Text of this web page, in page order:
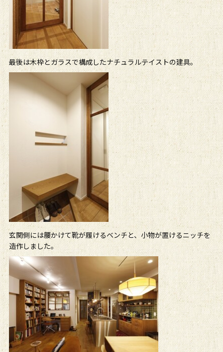
最後は木枠とガラスで構成したナチュラルテイストの建具。
玄関側には腰かけて靴が履けるベンチと、小物が置けるニッチを
造作しました。